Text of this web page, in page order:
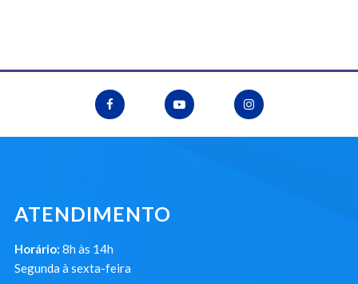
ATENDIMENTO
Horário: 8h às 14h
Segunda à sexta-feira